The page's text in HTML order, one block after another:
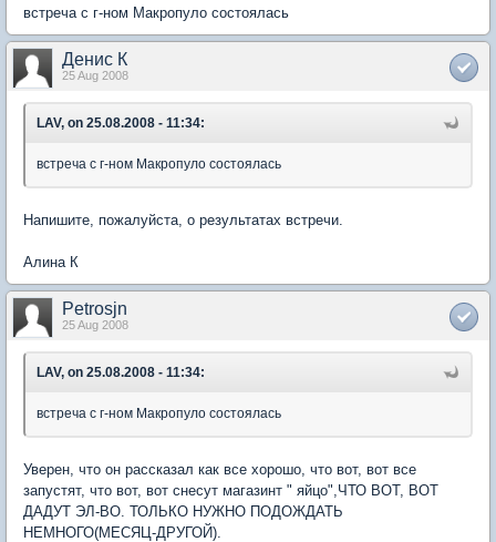
встреча с г-ном Макропуло состоялась
Денис К
25 Aug 2008
LAV, on 25.08.2008 - 11:34:
встреча с г-ном Макропуло состоялась
Напишите, пожалуйста, о результатах встречи.
Алина К
Petrosjn
25 Aug 2008
LAV, on 25.08.2008 - 11:34:
встреча с г-ном Макропуло состоялась
Уверен, что он рассказал как все хорошо, что вот, вот все
запустят, что вот, вот снесут магазинт " яйцо",ЧТО ВОТ, ВОТ
ДАДУТ ЭЛ-ВО. ТОЛЬКО НУЖНО ПОДОЖДАТЬ
НЕМНОГО(МЕСЯЦ-ДРУГОЙ).